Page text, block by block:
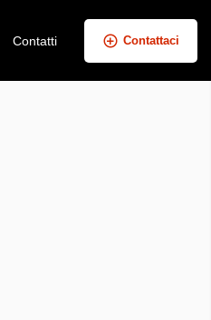
Contatti Contattaci